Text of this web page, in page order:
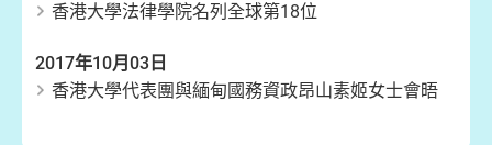
香港大學法律學院名列全球第18位
2017年10月03日
香港大學代表團與緬甸國務資政昂山素姬女士會晤